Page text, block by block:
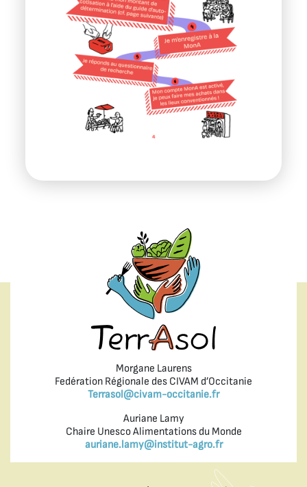
Morgane Laurens
Fedération Régionale des CIVAM d’Occitanie
Terrasol@civam-occitanie.fr
Auriane Lamy
Chaire Unesco Alimentations du Monde
auriane.lamy@institut-agro.fr